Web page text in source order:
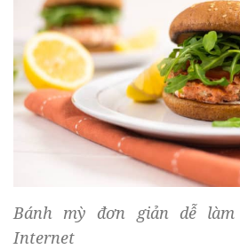
Bánh mỳ đơn giản dễ
Internet